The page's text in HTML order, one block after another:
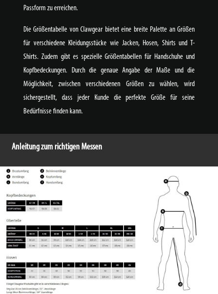
Passform zu erreichen.
Die Größentabelle von Clawgear bietet eine breite Palette an Größen
für verschiedene Kleidungsstücke wie Jacken, Hosen, Shirts und T-
Shirts. Zudem gibt es spezielle Größentabellen für Handschuhe und
Kopfbedeckungen. Durch die genaue Angabe der Maße und die
Möglichkeit, zwischen verschiedenen Größen zu wählen, wird
sichergestellt, dass jeder Kunde die perfekte Größe für seine
Bedürfnisse finden kann.
Anleitung zum richtigen Messen